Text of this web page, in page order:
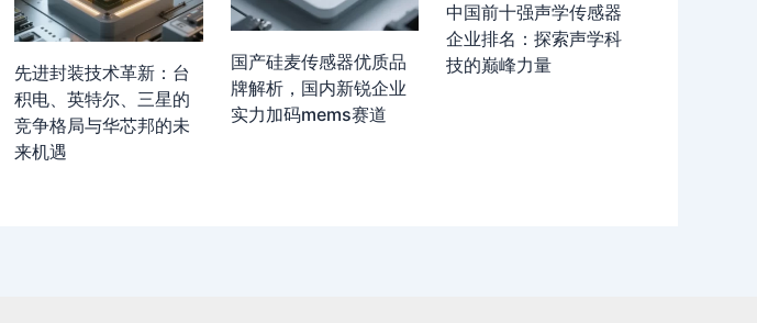
先进封装技术革新：台
积电、英特尔、三星的
竞争格局与华芯邦的未
来机遇
国产硅麦传感器优质品
牌解析，国内新锐企业
实力加码mems赛道
中国前十强声学传感器
企业排名：探索声学科
技的巅峰力量